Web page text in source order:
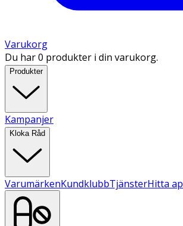
Varukorg
Du har 0 produkter i din varukorg.
Produkter
Kampanjer
Kloka Råd
VarumärkenKundklubbTjänsterHitta